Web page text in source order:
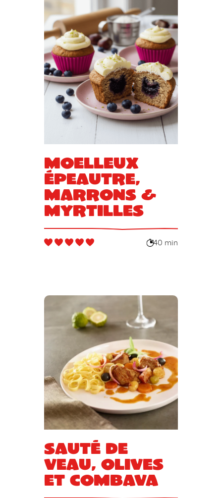
Moelleux
épeautre,
marrons &
myrtilles
40 min
Sauté de
veau, olives
et combava